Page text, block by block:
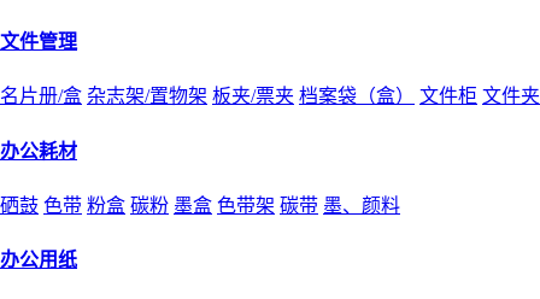
文件管理
名片册/盒 杂志架/置物架 板夹/票夹 档案袋（盒） 文件柜 文件
办公耗材
硒鼓 色带 粉盒 碳粉 墨盒 色带架 碳带 墨、颜料
办公用纸